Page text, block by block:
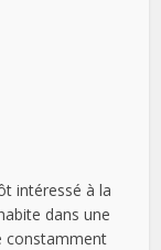
intéressé à la
dans une
constamment